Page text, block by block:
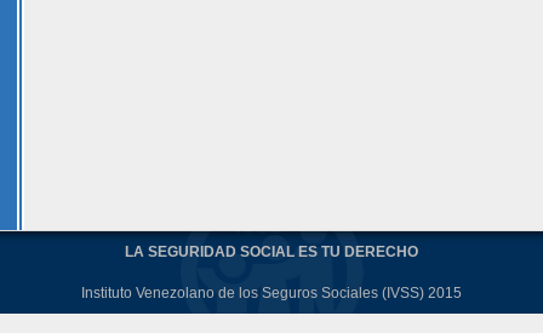
LA SEGURIDAD SOCIAL ES TU DERECHO
Instituto Venezolano de los Seguros Sociales (IVSS) 2015